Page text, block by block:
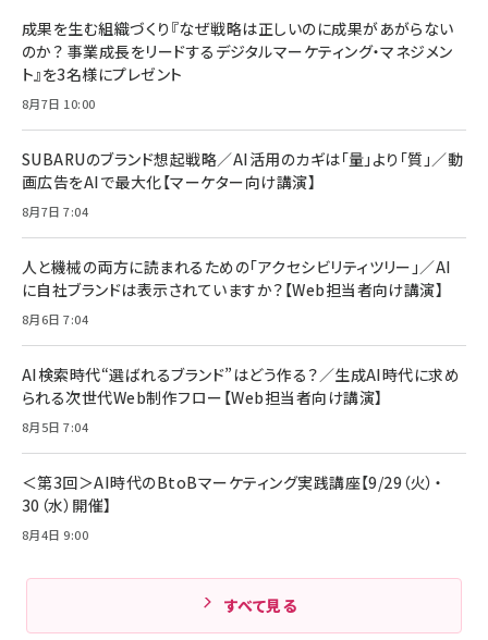
￥1,100
anan(アンアン)2026/07/08号 No.2502[2026
￥880
ママ投資家が育休中に１億貯めた株式投資
組織の成果を最大化する ルールのデザイン
￥1,980
Amazonランキングをもっと見る
すい ガイド枠付き いPhone17 (6.3インチ) 対応
2枚セット DSP25F1698
￥1,599
￥6,980
全ワイヤレスイヤホン/アクティブノイズキャンセリ
技術基準適合】ブラック
￥5,990
ケーブル Anker絡まないケーブル 240W 結束バン
ド付き USB PD対応 シリコン素材採用 iPhone
17 / 16 / 15 / Galaxy iPad Pro MacBook
Pro/Air 各種対応 (1.8m ミッドナイトブラック)
￥1,890
￥5,000
Anker PowerLine III Flow USB-C & USB-C
Pro/Air 各種対応 (1.8m ミッドナイトブラック)
￥1,890
サッポロ 生ビール 黒ラベル 350ml 缶 24本 ビー
ル ケース買い【6/30応募〆切! 黒ラベルビヤセラー
￥4,857
成果を生む組織づくり『なぜ戦略は正しいのに成果があがらない
のか？ 事業成長をリードするデジタルマーケティング・マネジメン
ト』を3名様にプレゼント
8月7日 10:00
SUBARUのブランド想起戦略／AI活用のカギは「量」より「質」／動
画広告をAIで最大化【マーケター向け講演】
8月7日 7:04
人と機械の両方に読まれるための「アクセシビリティツリー」／AI
に自社ブランドは表示されていますか？【Web担当者向け講演】
8月6日 7:04
AI検索時代“選ばれるブランド”はどう作る？／生成AI時代に求め
られる次世代Web制作フロー【Web担当者向け講演】
8月5日 7:04
＜第3回＞AI時代のBtoBマーケティング実践講座【9/29（火）・
30（水）開催】
8月4日 9:00
すべて見る